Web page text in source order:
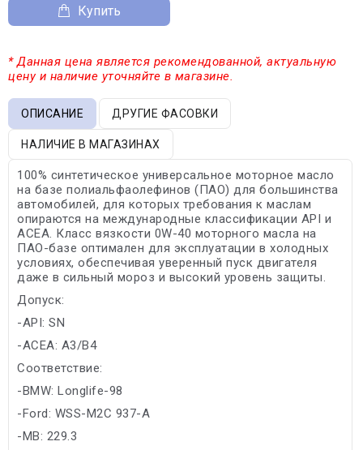
Купить
* Данная цена является рекомендованной, актуальную
цену и наличие уточняйте в магазине.
ОПИСАНИЕ ДРУГИЕ ФАСОВКИ
НАЛИЧИЕ В МАГАЗИНАХ
100% синтетическое универсальное моторное масло
на базе полиальфаолефинов (ПАО) для большинства
автомобилей, для которых требования к маслам
опираются на международные классификации API и
ACEA. Класс вязкости 0W-40 моторного масла на
ПАО-базе оптимален для эксплуатации в холодных
условиях, обеспечивая уверенный пуск двигателя
даже в сильный мороз и высокий уровень защиты.
Допуск:
-API: SN
-ACEA: A3/B4
Соответствие:
-BMW: Longlife-98
-Ford: WSS-M2C 937-A
-MB: 229.3